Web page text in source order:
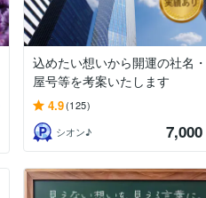
込めたい想いから開運の社名・
屋号等を考案いたします
4.9(125)
シオン♪
7,000